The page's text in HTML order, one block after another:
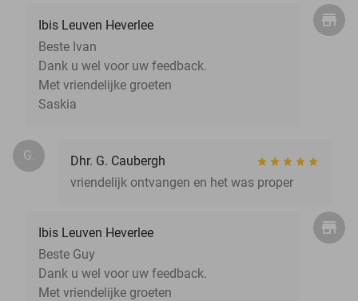
Ibis Leuven Heverlee
Beste Ivan
Dank u wel voor uw feedback.
Met vriendelijke groeten
Saskia
G.
Dhr. G. Caubergh
vriendelijk ontvangen en het was proper
Ibis Leuven Heverlee
Beste Guy
Dank u wel voor uw feedback.
Met vriendelijke groeten